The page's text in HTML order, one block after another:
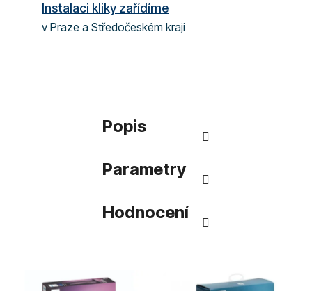
Instalaci kliky zařídíme
v Praze a Středočeském kraji
Popis
Parametry
Hodnocení